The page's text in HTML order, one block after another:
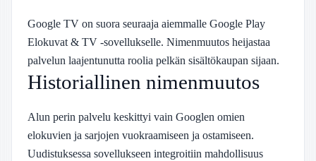
Google TV on suora seuraaja aiemmalle Google Play
Elokuvat & TV -sovellukselle. Nimenmuutos heijastaa
palvelun laajentunutta roolia pelkän sisältökaupan sijaan.
Historiallinen nimenmuutos
Alun perin palvelu keskittyi vain Googlen omien
elokuvien ja sarjojen vuokraamiseen ja ostamiseen.
Uudistuksessa sovellukseen integroitiin mahdollisuus